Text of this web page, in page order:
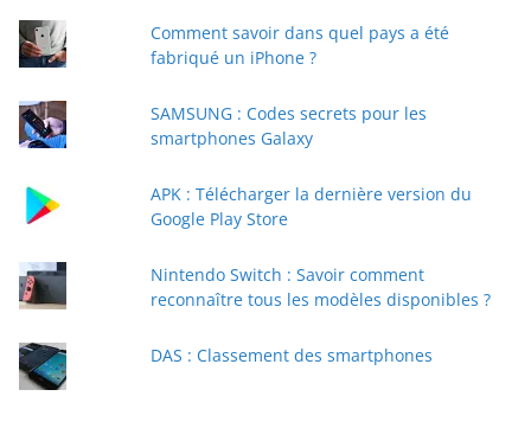
Comment savoir dans quel pays a été
fabriqué un iPhone ?
SAMSUNG : Codes secrets pour les
smartphones Galaxy
APK : Télécharger la dernière version du
Google Play Store
Nintendo Switch : Savoir comment
reconnaître tous les modèles disponibles ?
DAS : Classement des smartphones